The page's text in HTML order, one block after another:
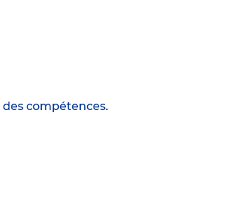
compétences.